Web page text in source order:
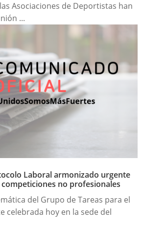
Asociaciones de Deportistas han
...
Laboral armonizado urgente
no profesionales
del Grupo de Tareas para el
celebrada hoy en la sede del